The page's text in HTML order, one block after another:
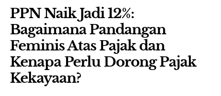
PPN Naik Jadi 12%:
Bagaimana Pandangan
Feminis Atas Pajak dan
Kenapa Perlu Dorong Pajak
Kekayaan?